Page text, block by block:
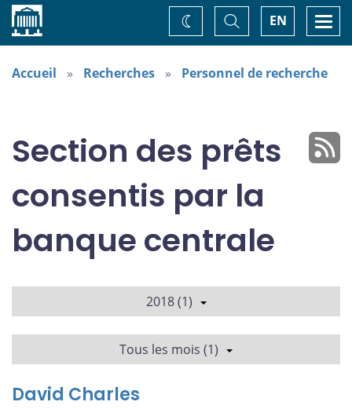
Accueil EN
Basculer
la
recherche
Changez
de
thème
Accueil Recherches Personnel de recherche
Section des prêts
consentis par la
banque centrale
2018 (1)
Tous les mois (1)
David Charles